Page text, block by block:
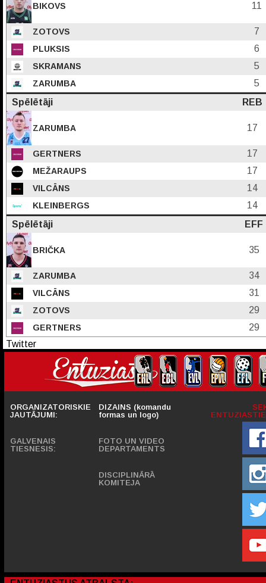
BIKOVS 11
ZOTOVS 7
PLUKSIS 6
SKRAMANS 5
ZARUMBA
5
Spēlētāji
REB
ZARUMBA 17
GERTNERS 17
MEŽARAUPS 17
VILCĀNS 14
KLEINBERGS
14
Spēlētāji
EFF
BRIČKA 35
ZARUMBA 34
VILCĀNS 31
ZOTOVS 29
GERTNERS
29
Twitter
ORGANIZATORISKIE
JAUTĀJUMI:
GALVENAIS
TIESNESIS:
DIZAINS (komandu
formas un logo)
FOTO UN VIDEO
DEPARTAMENTS
DISCIPLINĀRĀ
KOMITEJA